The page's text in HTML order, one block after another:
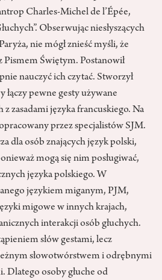
Charles-Michel de l’Épée,
Obserwując niesłyszących
nie mógł znieść myśli, że
Pismem Świętym. Postanowił
nauczyć ich czytać. Stworzył
łączy pewne gesty używane
z zasadami języka francuskiego. Na
przez specjalistów SJM.
dla osób znających język polski,
mogą się nim posługiwać,
języka polskiego. W
językiem miganym, PJM,
migowe w innych krajach,
interakcji osób głuchych.
słów gestami, lecz
słowotwórstwem i odrębnymi
Dlatego osoby głuche od